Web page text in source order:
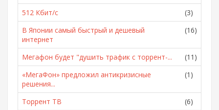
512 Кбит/с
(3)
В Японии самый быстрый и дешевый
интернет
(16)
Мегафон будет "душить трафик с торрент-...
(11)
«МегаФон» предложил антикризисные
решения...
(1)
Торрент ТВ
(6)